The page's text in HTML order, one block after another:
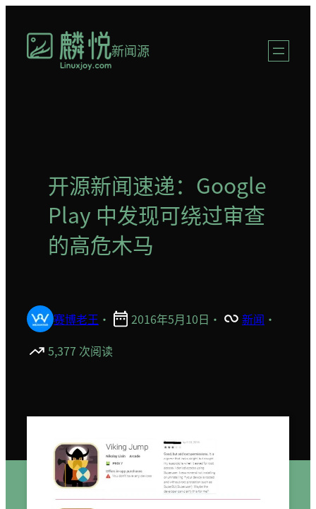
新闻源
开源新闻速递：Google
Play 中发现可绕过审查
的高危木马
赛博老王 · 2016年5月10日 · 新闻 ·
5,377 次阅读